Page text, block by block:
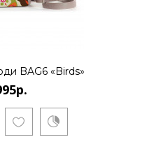
BAG6 «Birds»